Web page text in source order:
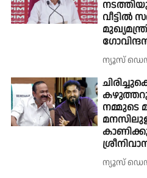
വീട്ടിൽ
ന്യൂസ്
നമ്മുടെ
ന്യൂസ്